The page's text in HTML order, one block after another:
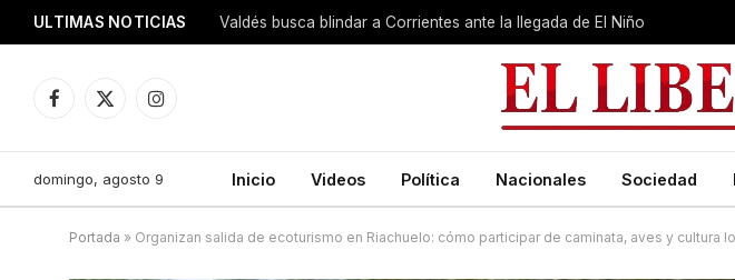
ULTIMAS NOTICIAS Valdés busca blindar a Corrientes ante la llegada de El Niño
Facebook
X
Instagram
domingo, agosto 9 Inicio Videos Política Nacionales Sociedad
Portada » Organizan salida de ecoturismo en Riachuelo: cómo participar de caminata, aves y cultura